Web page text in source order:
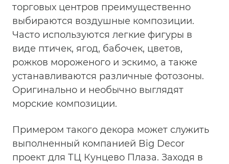
торговых центров преимущественно
выбираются воздушные композиции.
Часто используются легкие фигуры в
виде птичек, ягод, бабочек, цветов,
рожков мороженого и эскимо, а также
устанавливаются различные фотозоны.
Оригинально и необычно выглядят
морские композиции.
Примером такого декора может служить
выполненный компанией Big Decor
проект для ТЦ Кунцево Плаза. Заходя в